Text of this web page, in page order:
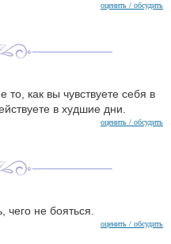
оценить / обсудить
то, как вы чувствуете себя в
в худшие дни.
оценить / обсудить
чего не бояться.
оценить / обсудить